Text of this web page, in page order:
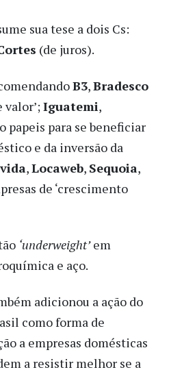
sua tese a dois Cs:
(de juros).
B3,Bradesco
valor’;Iguatemi,
papeis para se beneficiar
e da inversão da
,Locaweb, Sequoia,
de ‘crescimento
‘underweight’em
e aço.
adicionou a ação do
como forma de
a empresas domésticas
a resistir melhor se a